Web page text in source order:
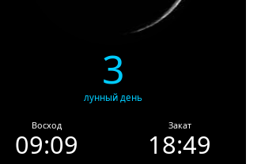
3
лунный день
Восход
09:09
Закат
18:49